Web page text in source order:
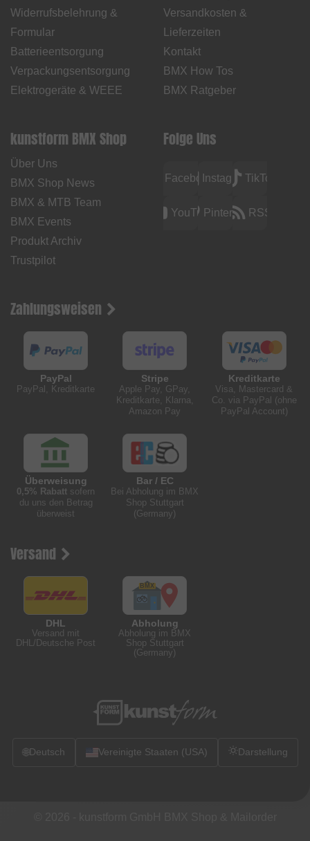
Widerrufsbelehrung &
Formular
Batterieentsorgung
Verpackungsentsorgung
Elektrogeräte & WEEE
Versandkosten &
Lieferzeiten
Kontakt
BMX How Tos
BMX Ratgeber
kunstform BMX Shop
Über Uns
BMX Shop News
BMX & MTB Team
BMX Events
Produkt Archiv
Trustpilot
Folge Uns
FacebookInstagramTikTok
YouTubePinterest RSS
Zahlungsweisen
PayPal
PayPal, Kreditkarte
Stripe
Apple Pay, GPay,
Kreditkarte, Klarna,
Amazon Pay
Kreditkarte
Visa, Mastercard &
Co. via PayPal (ohne
PayPal Account)
Überweisung
0,5% Rabatt sofern
du uns den Betrag
überweist
Bar / EC
Bei Abholung im BMX
Shop Stuttgart
(Germany)
Versand
DHL
Versand mit
DHL/Deutsche Post
Abholung
Abholung im BMX
Shop Stuttgart
(Germany)
🌐Deutsch Vereinigte Staaten (USA) Darstellung